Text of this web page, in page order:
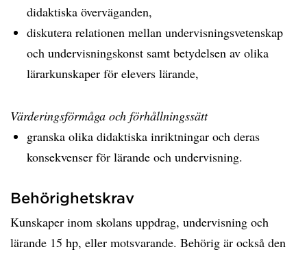
didaktiska överväganden,
diskutera relationen mellan undervisningsvetenskap
och undervisningskonst samt betydelsen av olika
lärarkunskaper för elevers lärande,
Värderingsförmåga och förhållningssätt
granska olika didaktiska inriktningar och deras
konsekvenser för lärande och undervisning.
Behörighetskrav
Kunskaper inom skolans uppdrag, undervisning och
lärande 15 hp, eller motsvarande. Behörig är också den